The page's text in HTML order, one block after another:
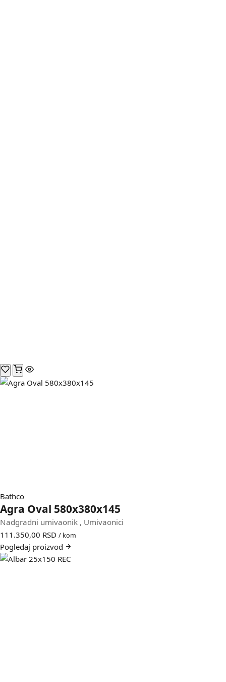
Bathco
Agra Oval 580x380x145
Nadgradni umivaonik , Umivaonici
111.350,00 RSD / kom
Pogledaj proizvod